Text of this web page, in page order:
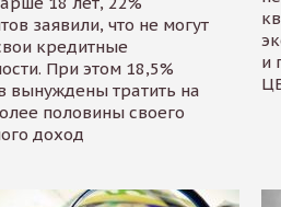
заявили, что не могут
кредитные
При этом 18,5%
вынуждены тратить на
половины своего
доход
и